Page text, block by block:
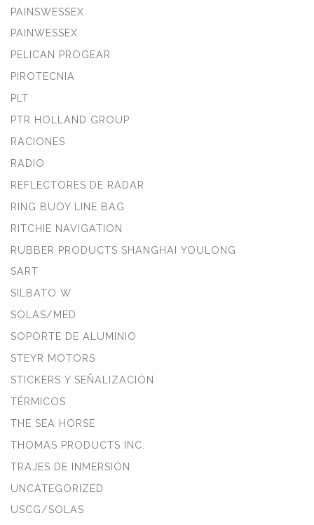
PAINSWESSEX
PAINWESSEX
PELICAN PROGEAR
PIROTECNIA
PLT
PTR HOLLAND GROUP
RACIONES
RADIO
REFLECTORES DE RADAR
RING BUOY LINE BAG
RITCHIE NAVIGATION
RUBBER PRODUCTS SHANGHAI YOULONG
SART
SILBATO W
SOLAS/MED
SOPORTE DE ALUMINIO
STEYR MOTORS
STICKERS Y SEÑALIZACIÓN
TÉRMICOS
THE SEA HORSE
THOMAS PRODUCTS INC.
TRAJES DE INMERSIÓN
UNCATEGORIZED
USCG/SOLAS